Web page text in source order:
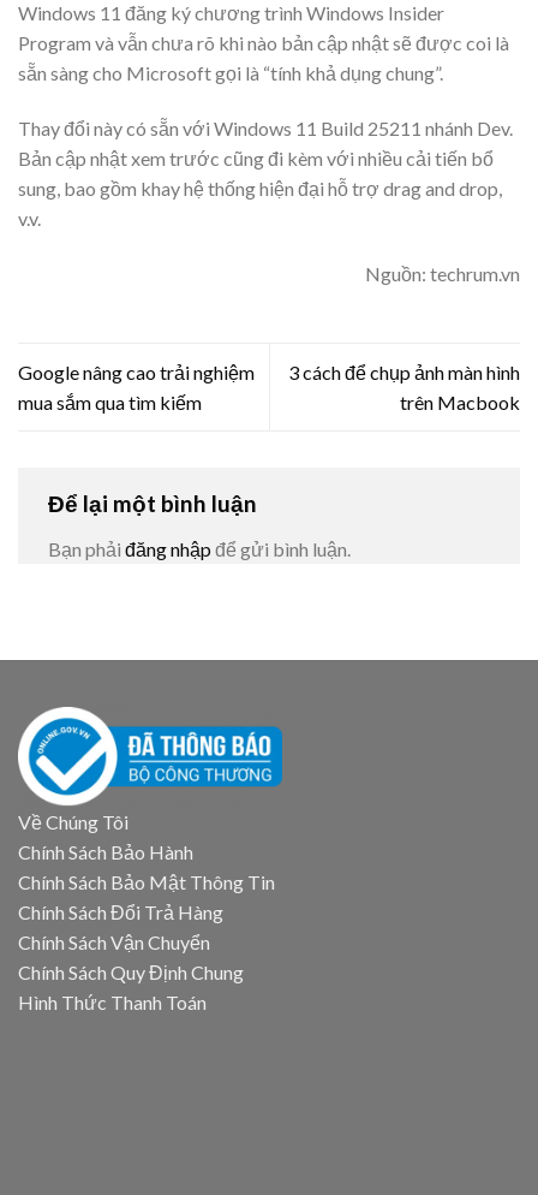
Windows 11 đăng ký chương trình Windows Insider
Program và vẫn chưa rõ khi nào bản cập nhật sẽ được coi là
sẵn sàng cho Microsoft gọi là “tính khả dụng chung”.
Thay đổi này có sẵn với Windows 11 Build 25211 nhánh Dev.
Bản cập nhật xem trước cũng đi kèm với nhiều cải tiến bổ
sung, bao gồm khay hệ thống hiện đại hỗ trợ drag and drop,
v.v.
Nguồn: techrum.vn
Google nâng cao trải nghiệm
mua sắm qua tìm kiếm
3 cách để chụp ảnh màn hình
trên Macbook
Để lại một bình luận
Bạn phải đăng nhập để gửi bình luận.
Về Chúng Tôi
Chính Sách Bảo Hành
Chính Sách Bảo Mật Thông Tin
Chính Sách Đổi Trả Hàng
Chính Sách Vận Chuyển
Chính Sách Quy Định Chung
Hình Thức Thanh Toán